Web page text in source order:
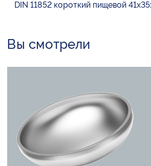
DIN 11852 короткий пищевой
Вы смотрели